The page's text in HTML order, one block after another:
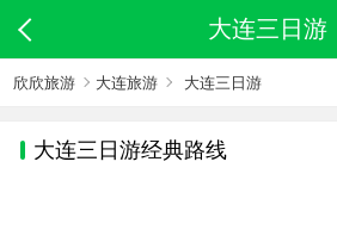
大连三日游
欣欣旅游 大连旅游 大连三日游
大连三日游经典路线